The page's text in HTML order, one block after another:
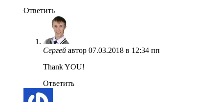
Ответить
Сергей автор 07.03.2018 в 12:34 пп
Thank YOU!
Ответить